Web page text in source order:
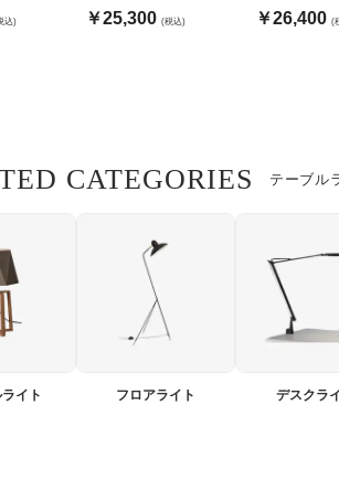
込) ￥25,300 (税込) ￥26,400 (
テーブル
CATEGORIES
イト フロアライト デスクラ